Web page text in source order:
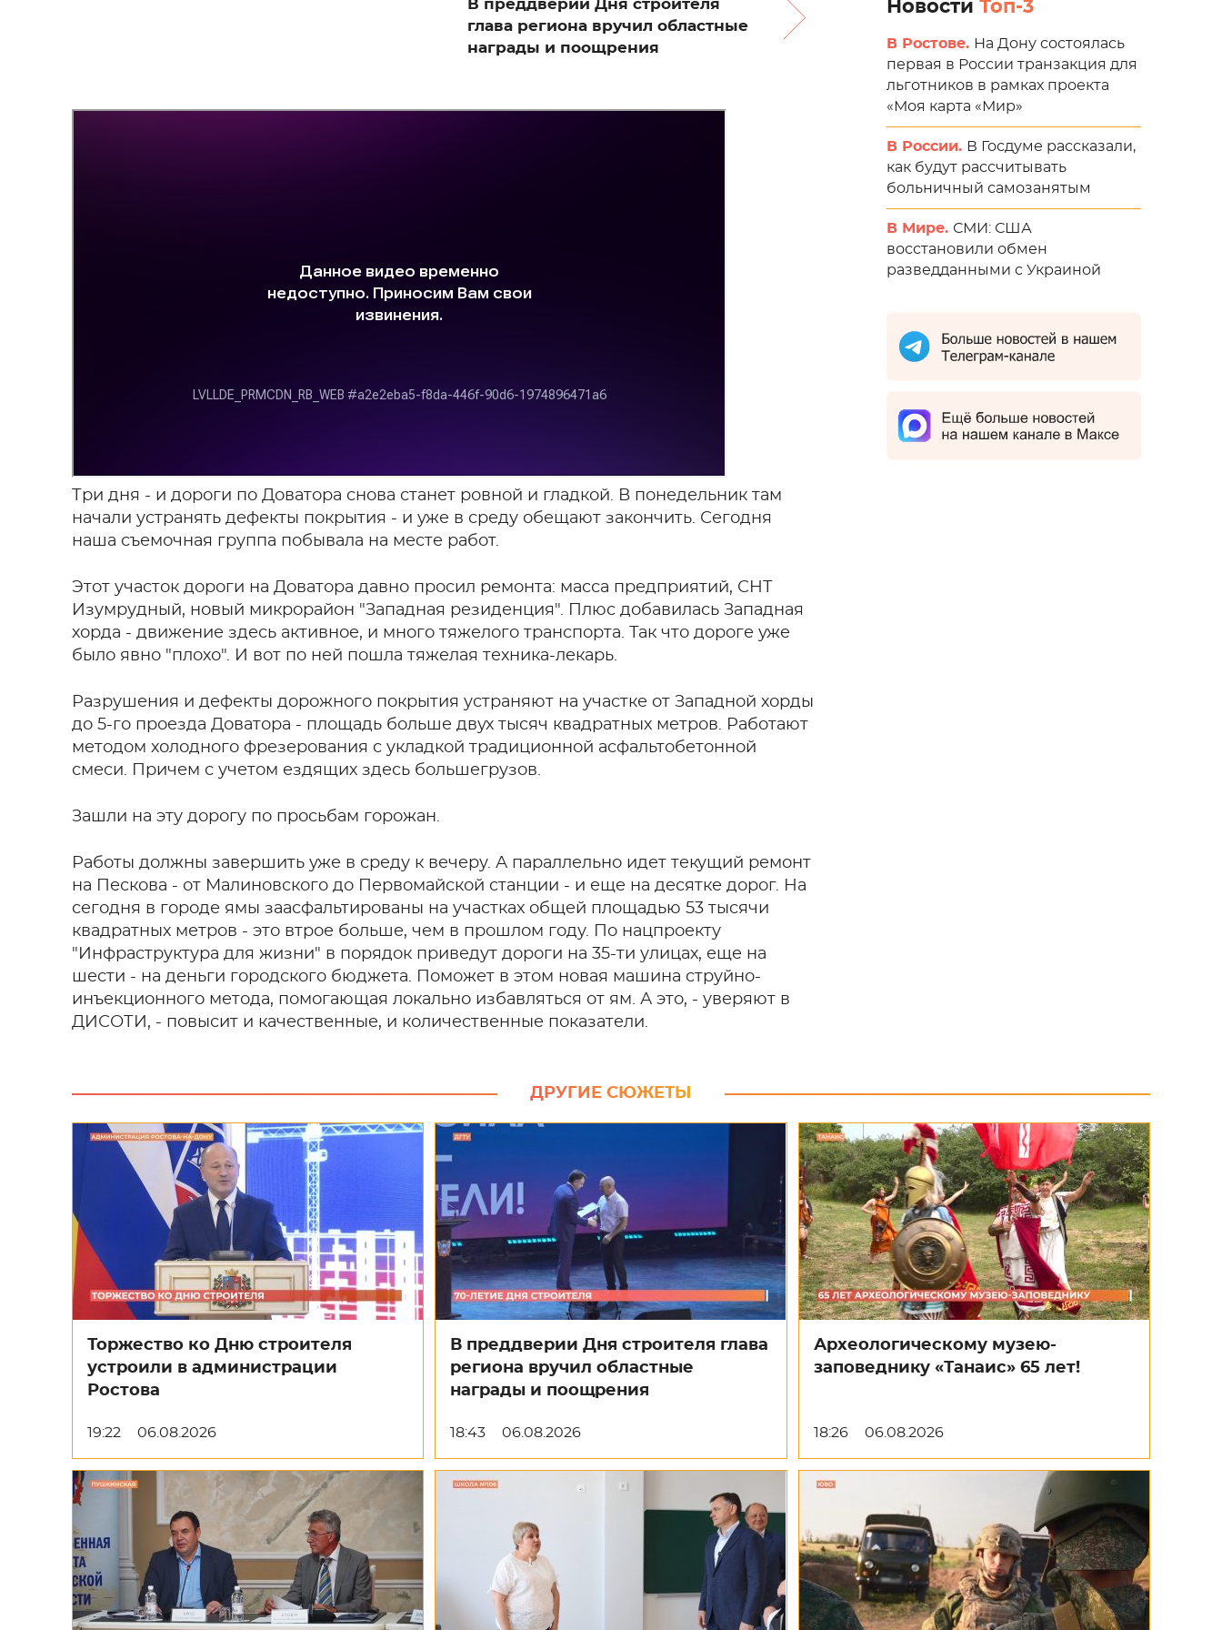
В преддверии Дня строителя
глава региона вручил областные
награды и поощрения
Три дня - и дороги по Доватора снова станет ровной и гладкой. В понедельник там
начали устранять дефекты покрытия - и уже в среду обещают закончить. Сегодня
наша съемочная группа побывала на месте работ.
Этот участок дороги на Доватора давно просил ремонта: масса предприятий, СНТ
Изумрудный, новый микрорайон "Западная резиденция". Плюс добавилась Западная
хорда - движение здесь активное, и много тяжелого транспорта. Так что дороге уже
было явно "плохо". И вот по ней пошла тяжелая техника-лекарь.
Разрушения и дефекты дорожного покрытия устраняют на участке от Западной хорды
до 5-го проезда Доватора - площадь больше двух тысяч квадратных метров. Работают
методом холодного фрезерования с укладкой традиционной асфальтобетонной
смеси. Причем с учетом ездящих здесь большегрузов.
Зашли на эту дорогу по просьбам горожан.
Работы должны завершить уже в среду к вечеру. А параллельно идет текущий ремонт
на Пескова - от Малиновского до Первомайской станции - и еще на десятке дорог. На
сегодня в городе ямы заасфальтированы на участках общей площадью 53 тысячи
квадратных метров - это втрое больше, чем в прошлом году. По нацпроекту
"Инфраструктура для жизни" в порядок приведут дороги на 35-ти улицах, еще на
шести - на деньги городского бюджета. Поможет в этом новая машина струйно-
инъекционного метода, помогающая локально избавляться от ям. А это, - уверяют в
ДИСОТИ, - повысит и качественные, и количественные показатели.
Новости Топ-3
В Ростове. На Дону состоялась
первая в России транзакция для
льготников в рамках проекта
«Моя карта «Мир»
В России. В Госдуме рассказали,
как будут рассчитывать
больничный самозанятым
В Мире. СМИ: США
восстановили обмен
разведданными с Украиной
ДРУГИЕ СЮЖЕТЫ
Торжество ко Дню строителя
устроили в администрации
Ростова
19:22 06.08.2026
В преддверии Дня строителя глава
региона вручил областные
награды и поощрения
18:43 06.08.2026
Археологическому музею-
заповеднику «Танаис» 65 лет!
18:26 06.08.2026